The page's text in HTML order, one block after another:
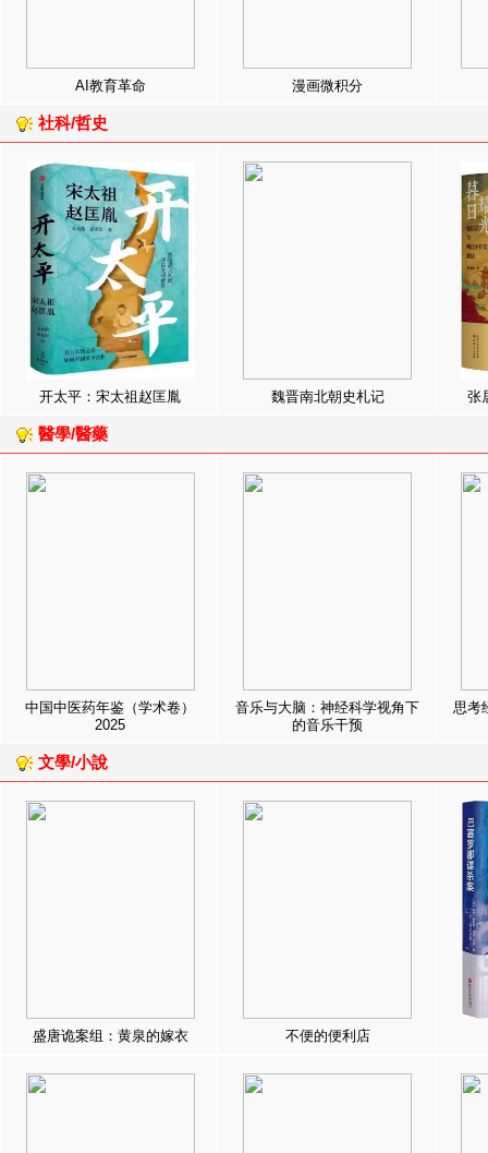
AI教育革命 漫画微积分
社科/哲史
开太平：宋太祖赵匡胤 魏晋南北朝史札记 张
醫學/醫藥
中国中医药年鉴（学术卷）
2025
音乐与大脑：神经科学视角下
的音乐干预
思考
文學/小說
盛唐诡案组：黄泉的嫁衣 不便的便利店